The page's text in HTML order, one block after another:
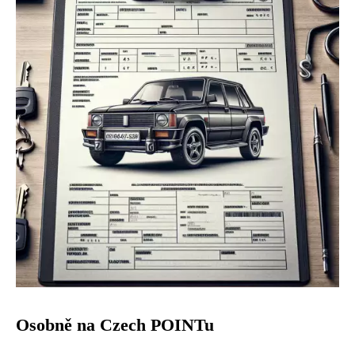
Osobně na Czech POINTu